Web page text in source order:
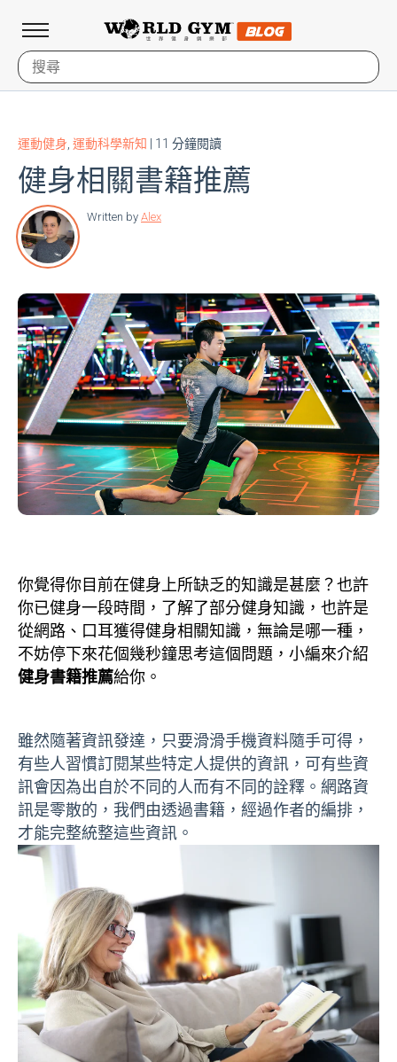
運動健身 運動科學新知 | 11 分鐘閱讀
健身相關書籍推薦
Written by Alex
你覺得你目前在健身上所缺乏的知識是甚麼？也許
你已健身一段時間，了解了部分健身知識，也許是
從網路、口耳獲得健身相關知識，無論是哪一種，
不妨停下來花個幾秒鐘思考這個問題，小編來介紹
健身書籍推薦給你。
雖然隨著資訊發達，只要滑滑手機資料隨手可得，
有些人習慣訂閱某些特定人提供的資訊，可有些資
訊會因為出自於不同的人而有不同的詮釋。網路資
訊是零散的，我們由透過書籍，經過作者的編排，
才能完整統整這些資訊。